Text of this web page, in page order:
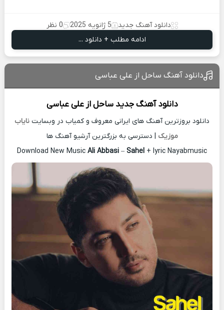
دانلود آهنگ جدید 5 ژانویه 2025
0 نظر
ادامه مطلب + دانلود ...
دانلود آهنگ ساحل از علی عباسی
دانلود آهنگ جدید ساحل ازعلی عباسی
دانلود بروزترین آهنگ های ایرانی معروف و کمیاب در وبسایت نایاب
موزیک | دسترسی به بزرگترین آرشیو آهنگ ها
Download New Music Ali Abbasi – Sahel + lyric Nayabmusic